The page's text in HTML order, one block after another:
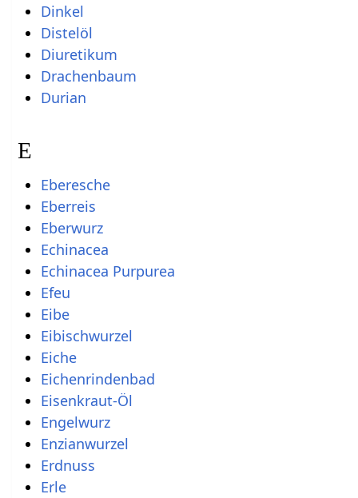
Dinkel
Distelöl
Diuretikum
Drachenbaum
Durian
E
Eberesche
Eberreis
Eberwurz
Echinacea
Echinacea Purpurea
Efeu
Eibe
Eibischwurzel
Eiche
Eichenrindenbad
Eisenkraut-Öl
Engelwurz
Enzianwurzel
Erdnuss
Erle